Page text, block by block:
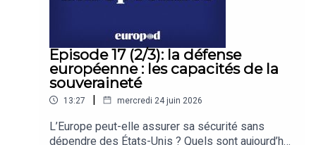
Episode 17 (2/3): la défense
européenne : les capacités de la
souveraineté
13:27 | mercredi 24 juin 2026
L’Europe peut-elle assurer sa sécurité sans
dépendre des États-Unis ? Quels sont aujourd’hui